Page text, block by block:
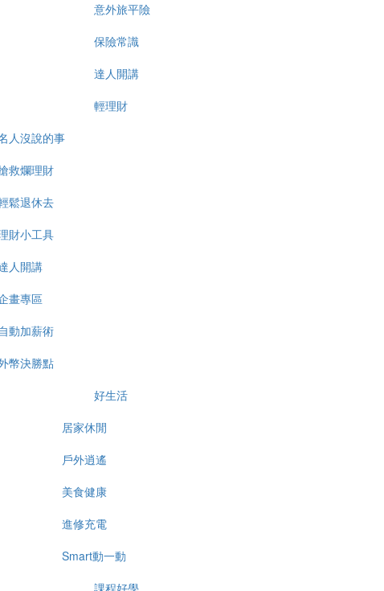
意外旅平險
保險常識
達人開講
輕理財
人沒說的事
救爛理財
鬆退休去
財小工具
人開講
畫專區
動加薪術
幣決勝點
好生活
居家休閒
戶外逍遙
美食健康
進修充電
Smart動一動
課程好學